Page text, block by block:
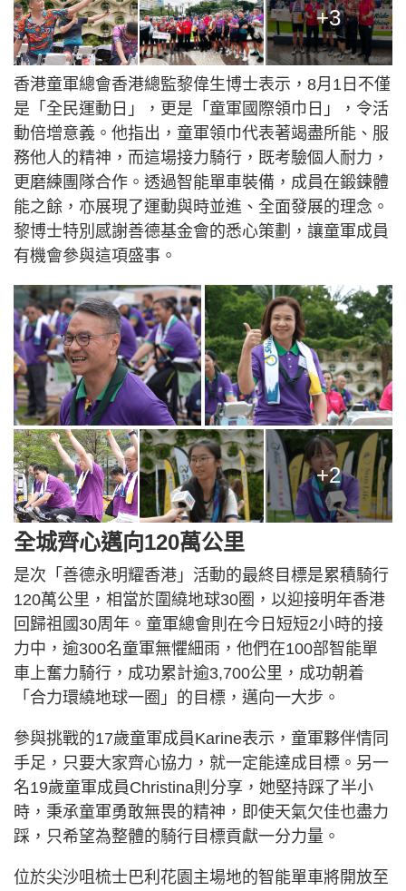
+3
香港童軍總會香港總監黎偉生博士表示，8月1日不僅
是「全民運動日」，更是「童軍國際領巾日」，令活
動倍增意義。他指出，童軍領巾代表著竭盡所能、服
務他人的精神，而這場接力騎行，既考驗個人耐力，
更磨練團隊合作。透過智能單車裝備，成員在鍛鍊體
能之餘，亦展現了運動與時並進、全面發展的理念。
黎博士特別感謝善德基金會的悉心策劃，讓童軍成員
有機會參與這項盛事。
+2
全城齊心邁向120萬公里
是次「善德永明耀香港」活動的最終目標是累積騎行
120萬公里，相當於圍繞地球30圈，以迎接明年香港
回歸祖國30周年。童軍總會則在今日短短2小時的接
力中，逾300名童軍無懼細雨，他們在100部智能單
車上奮力騎行，成功累計逾3,700公里，成功朝着
「合力環繞地球一圈」的目標，邁向一大步。
參與挑戰的17歲童軍成員Karine表示，童軍夥伴情同
手足，只要大家齊心協力，就一定能達成目標。另一
名19歲童軍成員Christina則分享，她堅持踩了半小
時，秉承童軍勇敢無畏的精神，即使天氣欠佳也盡力
踩，只希望為整體的騎行目標貢獻一分力量。
位於尖沙咀梳士巴利花園主場地的智能單車將開放至